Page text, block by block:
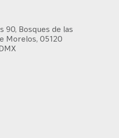
90, Bosques de las
Morelos, 05120